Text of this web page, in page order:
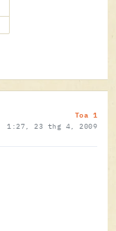
Toa 1
1:27, 23 thg 4, 2009